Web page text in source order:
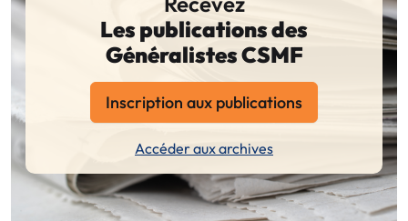
Les publications des
Généralistes CSMF
Inscription aux publications
Accéder aux archives